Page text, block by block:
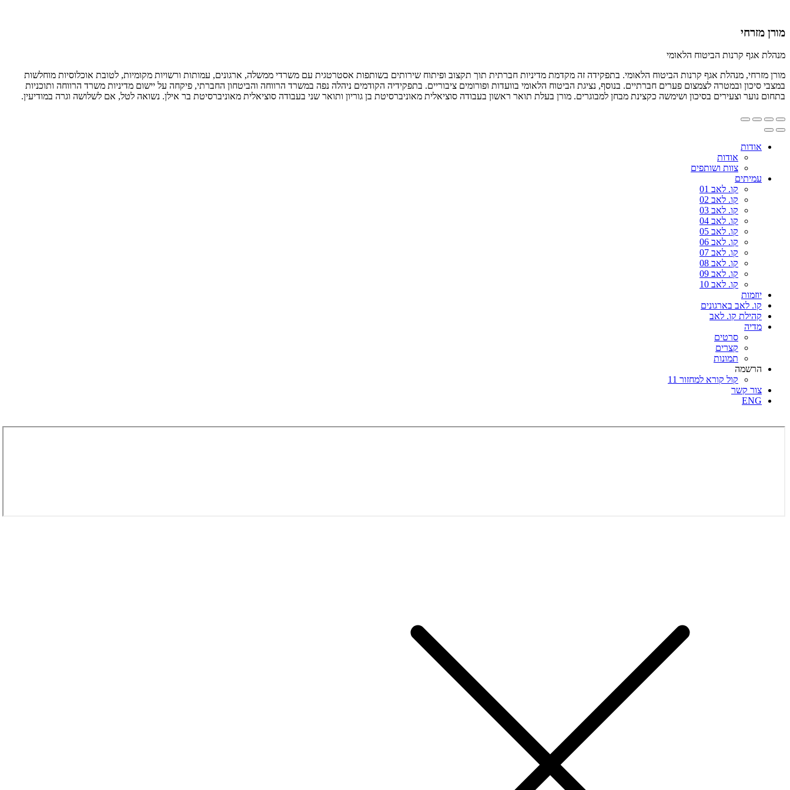
מורן מזרחי
מנהלת אגף קרנות הביטוח הלאומי
מורן מזרחי, מנהלת אגף קרנות הביטוח הלאומי. בתפקידה זה מקדמת מדיניות חברתית תוך תקצוב ופיתוח שירותים בשותפות אסטרטגית עם משרדי ממשלה, ארגונים, עמותות ורשויות מקומיות, לטובת אוכלוסיות מוחלשות
במצבי סיכון ובמטרה לצמצום פערים חברתיים. בנוסף, נציגת הביטוח הלאומי בוועדות ופורומים ציבוריים. בתפקידיה הקודמים ניהלה נפה במשרד הרווחה והביטחון החברתי, פיקחה על יישום מדיניות משרד הרווחה ותוכניות
בתחום נוער וצעירים בסיכון ושימשה כקצינת מבחן למבוגרים. מורן בעלת תואר ראשון בעבודה סוציאלית מאוניברסיטת בן גוריון ותואר שני בעבודה סוציאלית מאוניברסיטת בר אילן. נשואה לטל, אם לשלושה וגרה במודיעין.
אודות
אודות
צוות ושותפים
עמיתים
קו. לאב 01
קו. לאב 02
קו. לאב 03
קו. לאב 04
קו. לאב 05
קו. לאב 06
קו. לאב 07
קו. לאב 08
קו. לאב 09
קו. לאב 10
יוזמות
קו. לאב בארגונים
קהילת קו. לאב
מדיה
סרטים
קצרים
תמונות
הרשמה
קול קורא למחזור 11
צור קשר
ENG